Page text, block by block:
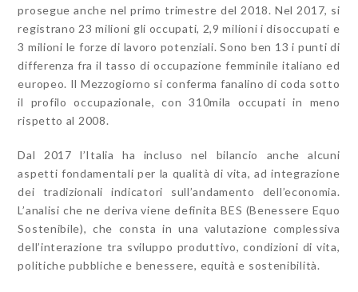
prosegue anche nel primo trimestre del 2018. Nel 2017, si
registrano 23 milioni gli occupati, 2,9 milioni i disoccupati e
3 milioni le forze di lavoro potenziali. Sono ben 13 i punti di
differenza fra il tasso di occupazione femminile italiano ed
europeo. Il Mezzogiorno si conferma fanalino di coda sotto
il profilo occupazionale, con 310mila occupati in meno
rispetto al 2008.
Dal 2017 l’Italia ha incluso nel bilancio anche alcuni
aspetti fondamentali per la qualità di vita, ad integrazione
dei tradizionali indicatori sull’andamento dell’economia.
L’analisi che ne deriva viene definita BES (Benessere Equo
Sostenibile), che consta in una valutazione complessiva
dell’interazione tra sviluppo produttivo, condizioni di vita,
politiche pubbliche e benessere, equità e sostenibilità.